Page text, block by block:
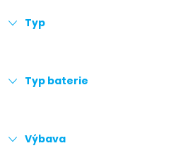
Typ
Typ baterie
Výbava